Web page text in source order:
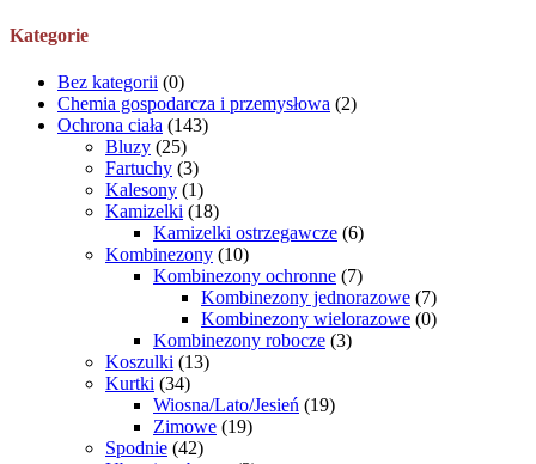
Kategorie
Bez kategorii (0)
Chemia gospodarcza i przemysłowa (2)
Ochrona ciała (143)
Bluzy (25)
Fartuchy (3)
Kalesony (1)
Kamizelki (18)
Kamizelki ostrzegawcze (6)
Kombinezony (10)
Kombinezony ochronne (7)
Kombinezony jednorazowe (7)
Kombinezony wielorazowe (0)
Kombinezony robocze (3)
Koszulki (13)
Kurtki (34)
Wiosna/Lato/Jesień (19)
Zimowe (19)
Spodnie (42)